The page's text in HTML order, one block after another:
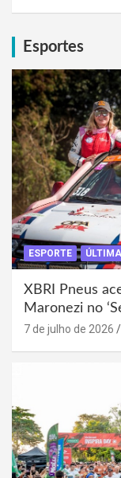
Esportes
ESPORTE
XBRI Pneus
Maronezi no
7 de julho de 2026